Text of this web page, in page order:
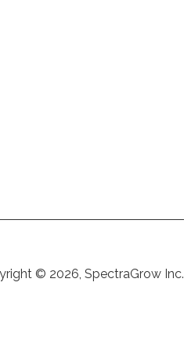
© 2026, SpectraGrow Inc.